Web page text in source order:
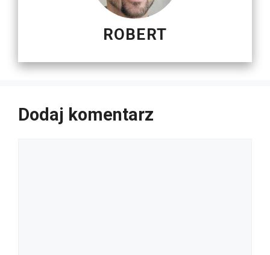
ROBERT
Dodaj komentarz